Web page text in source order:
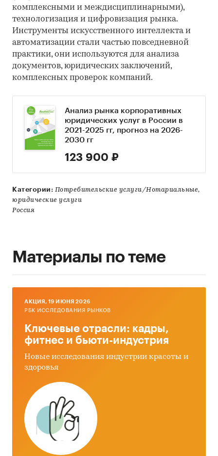
комплексными и междисциплинарными),
технологизация и цифровизация рынка.
Инструменты искусственного интеллекта и
автоматизации стали частью повседневной
практики, они используются для анализа
документов, юридических заключений,
комплексных проверок компаний.
Анализ рынка корпоративных
юридических услуг в России в
2021-2025 гг, прогноз на 2026-
2030 гг
123 900 ₽
Категории: Потребительские услуги/Нотариальные,
юридические услуги
Россия
Материалы по теме
AКЦИЯ, 19 ИЮНЯ 2026
РБК ИССЛЕДОВАНИЯ РЫНКОВ
Ключевые отрасли: кадры,
фитнес и бьюти-индустрия
Новые исследования индустрии красоты и
здоровья